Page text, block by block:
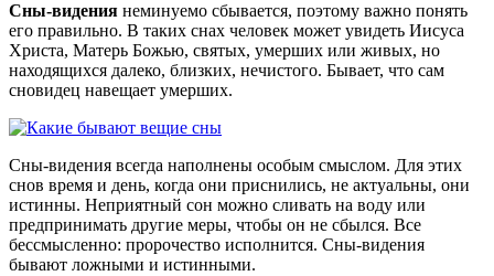
Сны-видения неминуемо сбывается, поэтому важно понять
его правильно. В таких снах человек может увидеть Иисуса
Христа, Матерь Божью, святых, умерших или живых, но
находящихся далеко, близких, нечистого. Бывает, что сам
сновидец навещает умерших.
Сны-видения всегда наполнены особым смыслом. Для этих
снов время и день, когда они приснились, не актуальны, они
истинны. Неприятный сон можно сливать на воду или
предпринимать другие меры, чтобы он не сбылся. Все
бессмысленно: пророчество исполнится. Сны-видения
бывают ложными и истинными.